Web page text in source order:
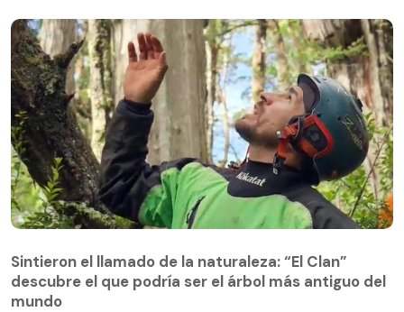
descubre el que podría ser el árbol más antiguo del
mundo
Sintieron el llamado de la naturaleza: “El Clan”
descubre el que podría ser el árbol más antiguo del
mundo